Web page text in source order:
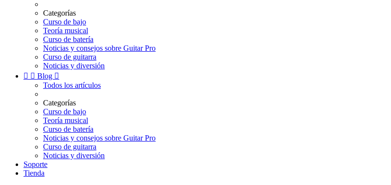
Categorías
Curso de bajo
Teoría musical
Curso de batería
Noticias y consejos sobre Guitar Pro
Curso de guitarra
Noticias y diversión
  Blog 
Todos los artículos
Categorías
Curso de bajo
Teoría musical
Curso de batería
Noticias y consejos sobre Guitar Pro
Curso de guitarra
Noticias y diversión
Soporte
Tienda